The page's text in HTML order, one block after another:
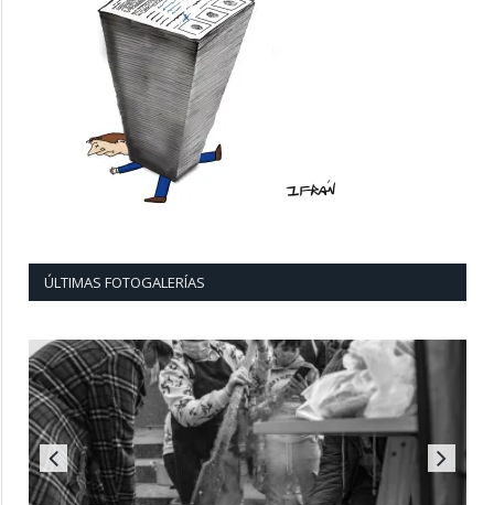
ÚLTIMAS FOTOGALERÍAS